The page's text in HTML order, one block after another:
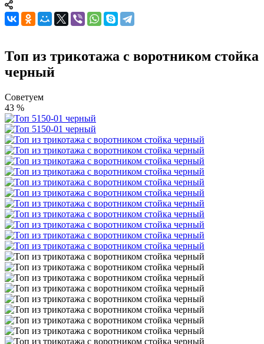
Топ из трикотажа с воротником стойка
черный
Советуем
43 %